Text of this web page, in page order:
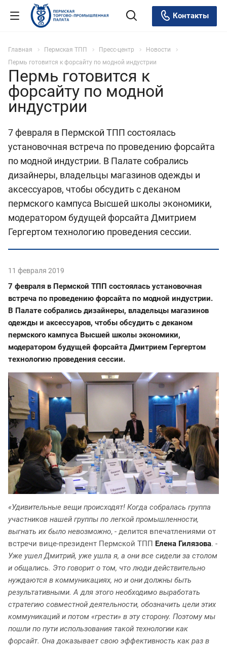
Контакты
Главная Пермская ТПП Пресс-центр
Новости
Пермь готовится к форсайту по модной индустрии
Пермь готовится к
форсайту по модной
индустрии
7 февраля в Пермской ТПП состоялась
установочная встреча по проведению форсайта
по модной индустрии. В Палате собрались
дизайнеры, владельцы магазинов одежды и
аксессуаров, чтобы обсудить с деканом
пермского кампуса Высшей школы экономики,
модератором будущей форсайта Дмитрием
Гергертом технологию проведения сессии.
11 февраля 2019
7 февраля в Пермской ТПП состоялась установочная
встреча по проведению форсайта по модной индустрии.
В Палате собрались дизайнеры, владельцы магазинов
одежды и аксессуаров, чтобы обсудить с деканом
пермского кампуса Высшей школы экономики,
модератором будущей форсайта Дмитрием Гергертом
технологию проведения сессии.
«Удивительные вещи происходят! Когда собралась группа
участников нашей группы по легкой промышленности,
выгнать их было невозможно, - делится впечатлениями от
встречи вице-президент Пермской ТПП Елена Гилязова. -
Уже ушел Дмитрий, уже ушла я, а они все сидели за столом
и общались. Это говорит о том, что люди действительно
нуждаются в коммуникациях, но и они должны быть
результативными. А для этого необходимо выработать
стратегию совместной деятельности, обозначить цели этих
коммуникаций и потом «грести» в эту сторону. Поэтому мы
пошли по пути использования такой технологии как
форсайт. Она доказывает свою эффективность как раз в